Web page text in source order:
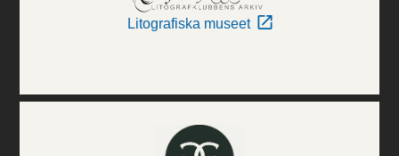
Litografiska museet